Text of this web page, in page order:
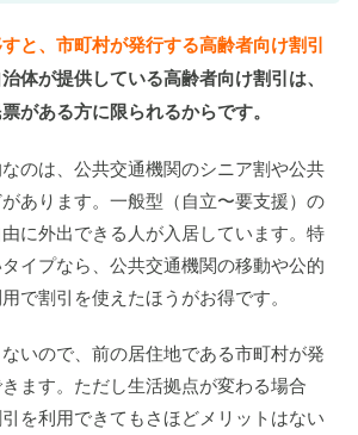
と、市町村が発行する高齢者向け割引
体が提供している高齢者向け割引は、
がある方に限られるからです。
のは、公共交通機関のシニア割や公共
あります。一般型（自立〜要支援）の
に外出できる人が入居しています。特
イプなら、公共交通機関の移動や公的
で割引を使えたほうがお得です。
いので、前の居住地である市町村が発
ます。ただし生活拠点が変わる場合
を利用できてもさほどメリットはない